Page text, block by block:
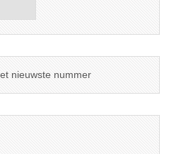
nieuwste nummer